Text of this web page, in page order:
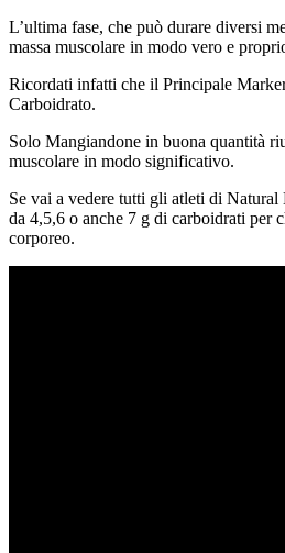
L’ultima fase, che può durare diversi
massa muscolare in modo vero e
Ricordati infatti che il Principale
Carboidrato.
Solo Mangiandone in buona quantità
muscolare in modo significativo.
Se vai a vedere tutti gli atleti di
da 4,5,6 o anche 7 g di carboidrati per
corporeo.